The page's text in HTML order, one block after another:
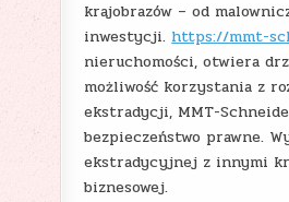
krajobrazów – od
inwestycji. https://mmt-
nieruchomości, otwiera
możliwość korzystania z
ekstradycji, MMT-
bezpieczeństwo prawne.
ekstradycyjnej z innymi
biznesowej.